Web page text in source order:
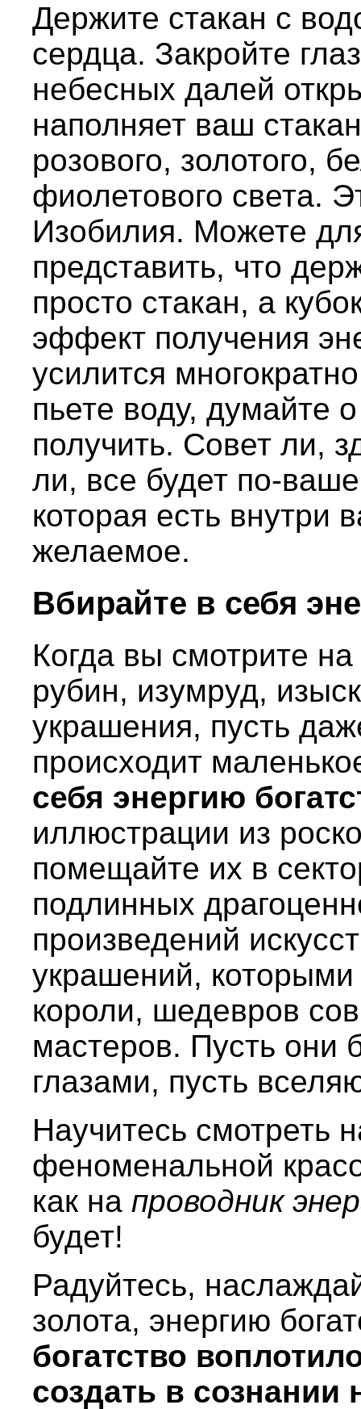
Держите стакан с
сердца. Закройте
небесных далей
наполняет ваш
розового, золотого,
фиолетового света.
Изобилия. Можете
представить, что
просто стакан, а
эффект получения
усилится
пьете воду, думайте
получить. Совет ли,
ли, все будет по-
которая есть внутри
желаемое.
Вбирайте в себя
Когда вы смотрите
рубин, изумруд,
украшения, пусть
происходит
себя энергию
иллюстрации из
помещайте их в
подлинных
произведений
украшений,
короли, шедевров
мастеров. Пусть они
глазами, пусть
Научитесь смотреть
феноменальной
как на проводник
будет!
Радуйтесь,
золота, энергию
богатство
создать в